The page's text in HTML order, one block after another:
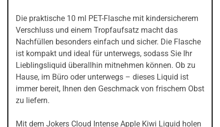
Die praktische 10 ml PET-Flasche mit kindersicherem
Verschluss und einem Tropfaufsatz macht das
Nachfüllen besonders einfach und sicher. Die Flasche
ist kompakt und ideal für unterwegs, sodass Sie Ihr
Lieblingsliquid überallhin mitnehmen können. Ob zu
Hause, im Büro oder unterwegs – dieses Liquid ist
immer bereit, Ihnen den Geschmack von frischem Obst
zu liefern.
Mit dem Jokers Cloud Intense Apple Kiwi Liquid holen